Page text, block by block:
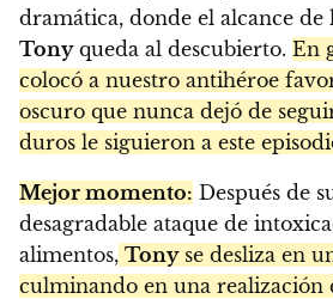
dramática, donde el alcance de
Tonyqueda al descubierto. En
colocó a nuestro antihéroe
oscuro que nunca dejó de
duros le siguieron a este
Mejor momento: Después de
desagradable ataque de
alimentos, Tonyse desliza en
culminando en una realización